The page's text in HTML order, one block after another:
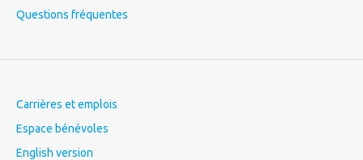
Questions fréquentes
Carrières et emplois
Espace bénévoles
English version